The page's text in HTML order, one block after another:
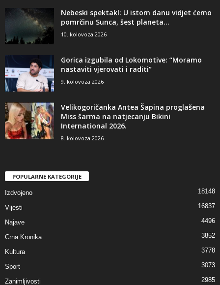
Nebeski spektakl: U istom danu vidjet ćemo
pomrčinu Sunca, šest planeta...
10. kolovoza 2026
Gorica izgubila od Lokomotive: “Moramo
nastaviti vjerovati i raditi”
9. kolovoza 2026
Velikogoričanka Antea Šapina proglašena
Miss šarma na natjecanju Bikini
International 2026.
8. kolovoza 2026
POPULARNE KATEGORIJE
Izdvojeno 18148
Vijesti 16837
Najave 4496
Crna Kronika 3852
Kultura 3778
Sport 3073
Zanimljivosti 2985